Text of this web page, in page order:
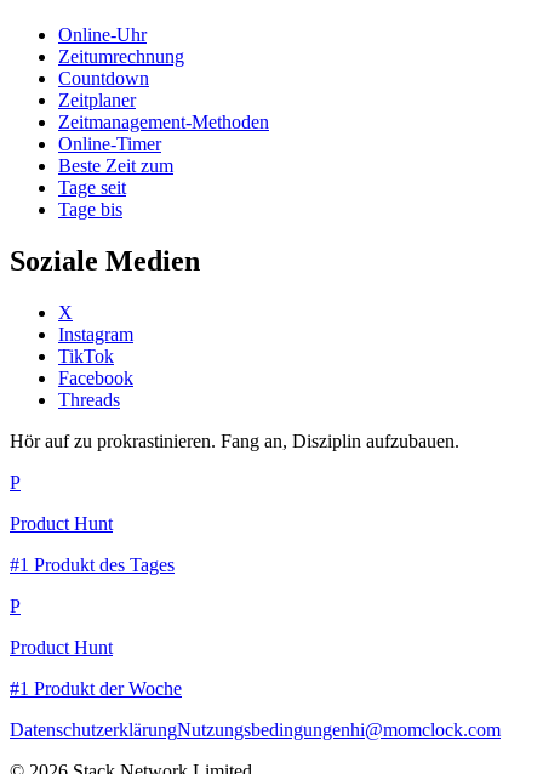
Online-Uhr
Zeitumrechnung
Countdown
Zeitplaner
Zeitmanagement-Methoden
Online-Timer
Beste Zeit zum
Tage seit
Tage bis
Soziale Medien
X
Instagram
TikTok
Facebook
Threads
Hör auf zu prokrastinieren. Fang an, Disziplin aufzubauen.
P
Product Hunt
#1 Produkt des Tages
P
Product Hunt
#1 Produkt der Woche
DatenschutzerklärungNutzungsbedingungenhi@momclock.com